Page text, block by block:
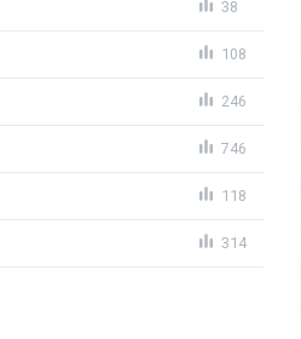
38
108
246
746
118
314